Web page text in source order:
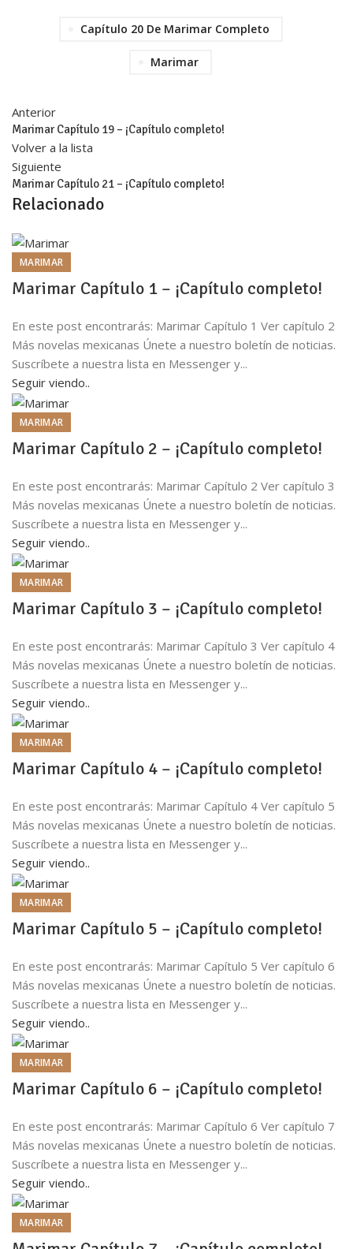
Capítulo 20 De Marimar Completo
Marimar
Anterior
Marimar Capítulo 19 – ¡Capítulo completo!
Volver a la lista
Siguiente
Marimar Capítulo 21 – ¡Capítulo completo!
Relacionado
MARIMAR
Marimar Capítulo 1 – ¡Capítulo completo!
En este post encontrarás: Marimar Capítulo 1 Ver capítulo 2
Más novelas mexicanas Únete a nuestro boletín de noticias.
Suscríbete a nuestra lista en Messenger y...
Seguir viendo..
MARIMAR
Marimar Capítulo 2 – ¡Capítulo completo!
En este post encontrarás: Marimar Capítulo 2 Ver capítulo 3
Más novelas mexicanas Únete a nuestro boletín de noticias.
Suscríbete a nuestra lista en Messenger y...
Seguir viendo..
MARIMAR
Marimar Capítulo 3 – ¡Capítulo completo!
En este post encontrarás: Marimar Capítulo 3 Ver capítulo 4
Más novelas mexicanas Únete a nuestro boletín de noticias.
Suscríbete a nuestra lista en Messenger y...
Seguir viendo..
MARIMAR
Marimar Capítulo 4 – ¡Capítulo completo!
En este post encontrarás: Marimar Capítulo 4 Ver capítulo 5
Más novelas mexicanas Únete a nuestro boletín de noticias.
Suscríbete a nuestra lista en Messenger y...
Seguir viendo..
MARIMAR
Marimar Capítulo 5 – ¡Capítulo completo!
En este post encontrarás: Marimar Capítulo 5 Ver capítulo 6
Más novelas mexicanas Únete a nuestro boletín de noticias.
Suscríbete a nuestra lista en Messenger y...
Seguir viendo..
MARIMAR
Marimar Capítulo 6 – ¡Capítulo completo!
En este post encontrarás: Marimar Capítulo 6 Ver capítulo 7
Más novelas mexicanas Únete a nuestro boletín de noticias.
Suscríbete a nuestra lista en Messenger y...
Seguir viendo..
MARIMAR